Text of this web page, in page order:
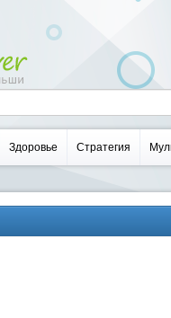
Здоровье Стратегия